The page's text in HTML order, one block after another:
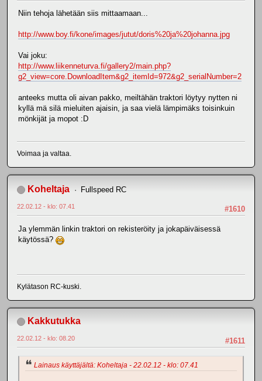
Niin tehoja lähetään siis mittaamaan...
http://www.boy.fi/kone/images/jutut/doris%20ja%20johanna.jpg
Vai joku:
http://www.liikenneturva.fi/gallery2/main.php?
g2_view=core.DownloadItem&g2_itemId=972&g2_serialNumber=2
anteeks mutta oli aivan pakko, meiltähän traktori löytyy nytten ni
kyllä mä silä mieluiten ajaisin, ja saa vielä lämpimäks toisinkuin
mönkijät ja mopot :D
Voimaa ja valtaa.
Koheltaja Fullspeed RC
#1610
22.02.12 - klo: 07.41
Ja ylemmän linkin traktori on rekisteröity ja jokapäiväisessä
käytössä?
Kylätason RC-kuski.
Kakkutukka
#1611
22.02.12 - klo: 08.20
Lainaus käyttäjältä: Koheltaja - 22.02.12 - klo: 07.41